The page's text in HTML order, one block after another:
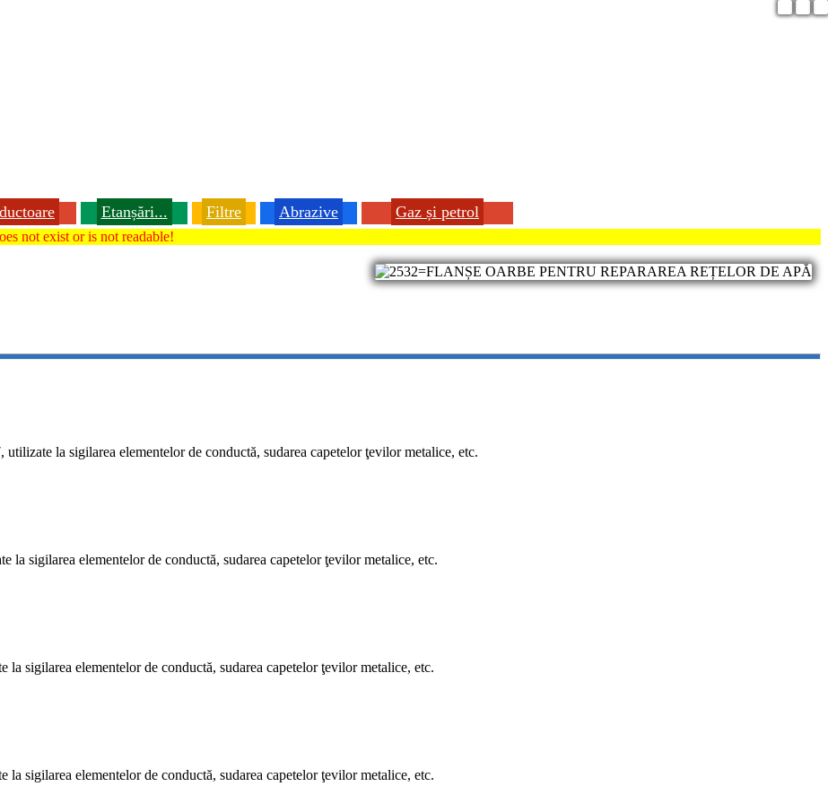
Etanșări... Filtre Abrazive Gaz și petrol
not exist or is not readable!
la sigilarea elementelor de conductă, sudarea capetelor ţevilor metalice, etc.
la sigilarea elementelor de conductă, sudarea capetelor ţevilor metalice, etc.
la sigilarea elementelor de conductă, sudarea capetelor ţevilor metalice, etc.
la sigilarea elementelor de conductă, sudarea capetelor ţevilor metalice, etc.